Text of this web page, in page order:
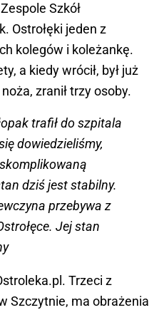
Szkół
Ostrołęki jeden z
kolegów i koleżankę.
a kiedy wrócił, był już
zranił trzy osoby.
trafił do szpitala
dowiedzieliśmy,
dziś jest stabilny.
przebywa z
Jej stan
Trzeci z
Szczytnie, ma obrażenia